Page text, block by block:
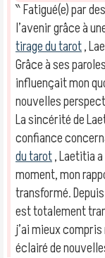
‶ Fatigué(e) par
l’avenir grâce à
tirage du tarot,
Grâce à ses
influençait mon
nouvelles
La sincérité de
confiance
du tarot, Laetitia
moment, mon
transformé.
est totalement
j’ai mieux
éclairé de